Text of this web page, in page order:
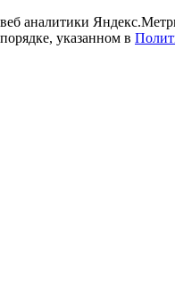
аналитики
указанном в